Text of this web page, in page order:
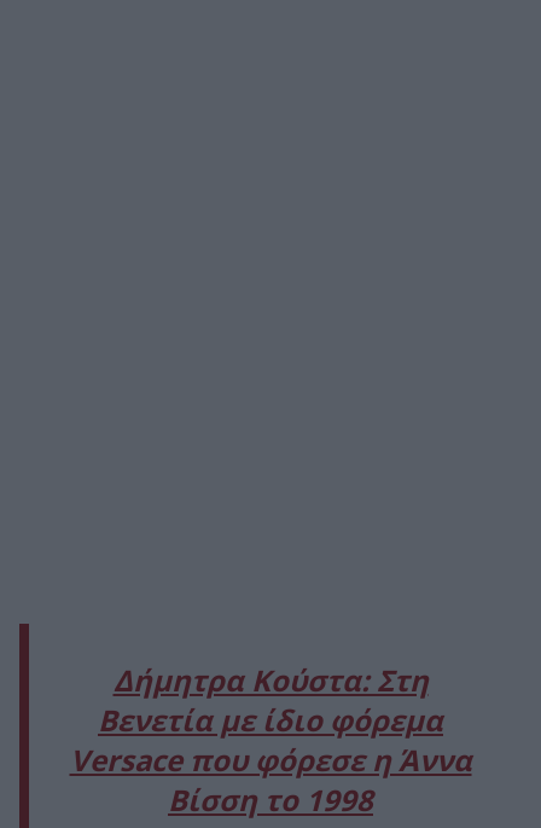
Δήμητρα Κούστα: Στη
Βενετία με ίδιο φόρεμα
Versace που φόρεσε η Άννα
Βίσση το 1998